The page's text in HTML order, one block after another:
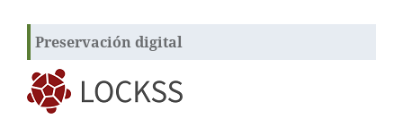
Preservación digital